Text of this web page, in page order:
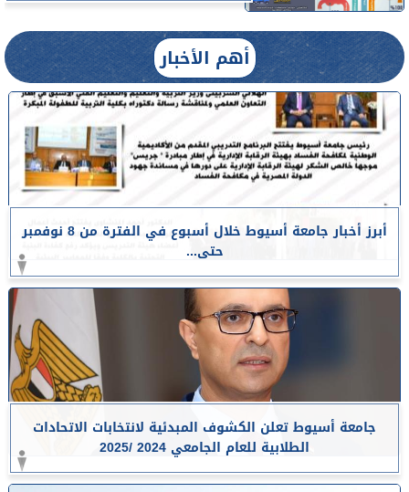
أهم الأخبار
أبرز أخبار جامعة أسيوط خلال أسبوع في الفترة من 8 نوفمبر
حتى...
جامعة أسيوط تعلن الكشوف المبدئية لانتخابات الاتحادات
الطلابية للعام الجامعي 2024 /2025